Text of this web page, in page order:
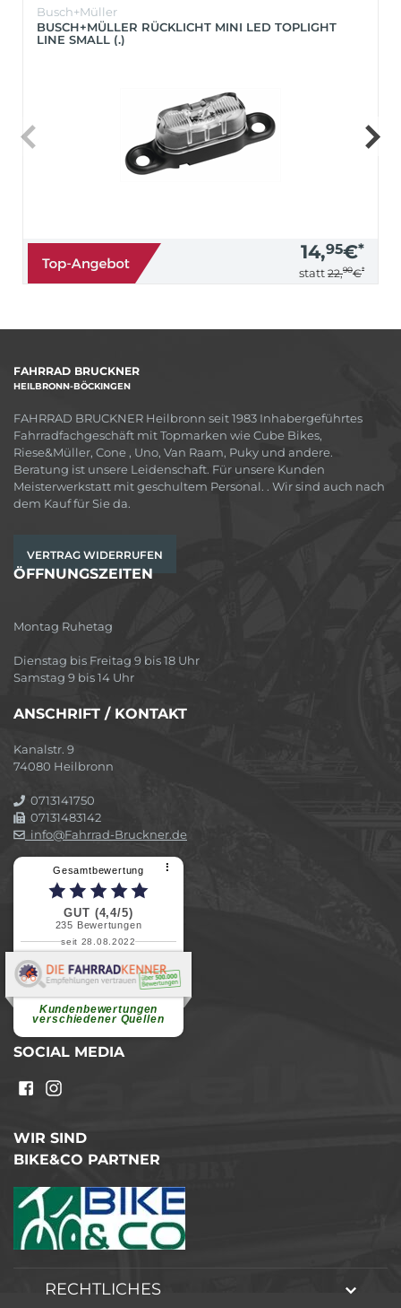
Busch+Müller
BUSCH+MÜLLER RÜCKLICHT MINI LED TOPLIGHT
LINE SMALL (.)
14,95€*
statt 22,90€*
FAHRRAD BRUCKNER
HEILBRONN-BÖCKINGEN
FAHRRAD BRUCKNER Heilbronn seit 1983 Inhabergeführtes
Fahrradfachgeschäft mit Topmarken wie Cube Bikes,
Riese&Müller, Cone , Uno, Van Raam, Puky und andere.
Beratung ist unsere Leidenschaft. Für unsere Kunden
Meisterwerkstatt mit geschultem Personal. . Wir sind auch nach
dem Kauf für Sie da.
VERTRAG WIDERRUFEN
ÖFFNUNGSZEITEN
Montag Ruhetag
Dienstag bis Freitag 9 bis 18 Uhr
Samstag 9 bis 14 Uhr
ANSCHRIFT / KONTAKT
Kanalstr. 9
74080 Heilbronn
0713141750
07131483142
info@Fahrrad-Bruckner.de
Gesamtbewertung ⠇
GUT (4,4/5)
235 Bewertungen
seit 28.08.2022
Kundenbewertungen
verschiedener Quellen
Elvira B.
Superschnelle und freundliche
weiterlesen
SOCIAL MEDIA
WIR SIND
BIKE&CO PARTNER
RECHTLICHES